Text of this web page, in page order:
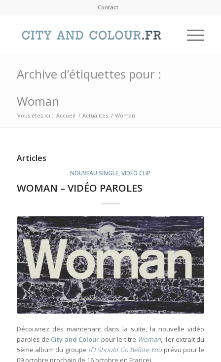
Contact
Archive d’étiquettes pour :
Woman
Vous êtes ici : Accueil / Actualités / Woman
Articles
NOUVEAU SINGLE ,VIDÉO CLIP
WOMAN – VIDÉO PAROLES
Découvrez dès maintenant dans la suite, la nouvelle vidéo
paroles de City and Colour pour le titre Woman, 1er extrait du
5ème album du groupe If I Should Go Before You prévu pour le
09 octobre prochain (le 16 octobre en France).